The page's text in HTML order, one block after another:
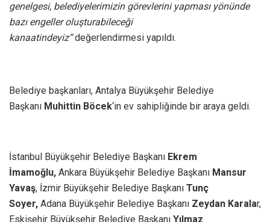
genelgesi, belediyelerimizin görevlerini yapması yönünde
bazı engeller oluşturabileceği
kanaatindeyiz”değerlendirmesi yapıldı.
Belediye başkanları, Antalya Büyükşehir Belediye
Başkanı Muhittin Böcek‘in ev sahipliğinde bir araya geldi.
İstanbul Büyükşehir Belediye Başkanı Ekrem
İmamoğlu, Ankara Büyükşehir Belediye Başkanı Mansur
Yavaş, İzmir Büyükşehir Belediye Başkanı Tunç
Soyer, Adana Büyükşehir Belediye Başkanı Zeydan Karalar,
Eskişehir Büyükşehir Belediye Başkanı Yılmaz